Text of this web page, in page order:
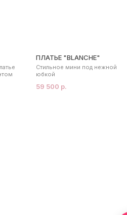
ПЛАТЬЕ "BLANCHE"
59 500 р.
Стильное мини под нежной
юбкой